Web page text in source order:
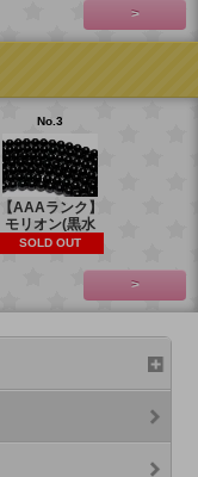
>
No.3
【AAAランク】
モリオン(黒水
SOLD OUT
>